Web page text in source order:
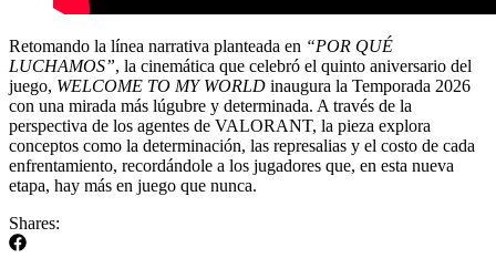
Retomando la línea narrativa planteada en “POR QUÉ
LUCHAMOS”, la cinemática que celebró el quinto aniversario del
juego, WELCOME TO MY WORLD inaugura la Temporada 2026
con una mirada más lúgubre y determinada. A través de la
perspectiva de los agentes de VALORANT, la pieza explora
conceptos como la determinación, las represalias y el costo de cada
enfrentamiento, recordándole a los jugadores que, en esta nueva
etapa, hay más en juego que nunca.
Shares: